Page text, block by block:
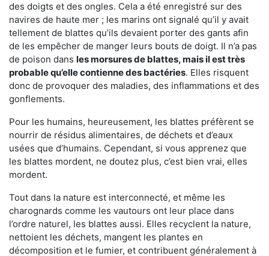
des doigts et des ongles. Cela a été enregistré sur des
navires de haute mer ; les marins ont signalé qu’il y avait
tellement de blattes qu’ils devaient porter des gants afin
de les empêcher de manger leurs bouts de doigt. Il n’a pas
de poison dans les morsures de blattes, mais il est très
probable qu’elle contienne des bactéries. Elles risquent
donc de provoquer des maladies, des inflammations et des
gonflements.
Pour les humains, heureusement, les blattes préfèrent se
nourrir de résidus alimentaires, de déchets et d’eaux
usées que d’humains. Cependant, si vous apprenez que
les blattes mordent, ne doutez plus, c’est bien vrai, elles
mordent.
Tout dans la nature est interconnecté, et même les
charognards comme les vautours ont leur place dans
l’ordre naturel, les blattes aussi. Elles recyclent la nature,
nettoient les déchets, mangent les plantes en
décomposition et le fumier, et contribuent généralement à